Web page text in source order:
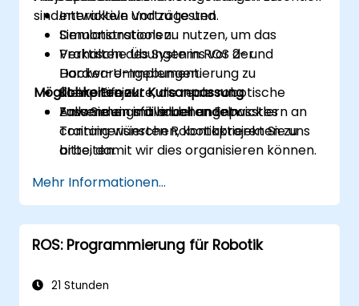
sind.entwickeln und zu testen.
Simulationstools zu nutzen, um das
Verhalten des Systems vor der
Hardware-Implementierung zu
überprüfen.
Zusammen mit anderen Entwicklern an
containerisierten Robotikprojekten zu
arbeiten.
und Bereitstellung in robotische
Arbeitsabläufe einzubinden.
Interaktive Vorträge und
Demonstrationen.
Praktische Übungen in ROS 2- und
Docker-Umgebungen.
Kleine Projekte, die reale robotische
Anwendungsfälle behandeln.
Möglichkeiten zur Kursanpassung
Falls Sie ein individuell angepasstes
Training wünschen, kontaktieren Sie uns
bitte, damit wir dies organisieren können.
Mehr Informationen...
ROS: Programmierung für Robotik
21 Stunden